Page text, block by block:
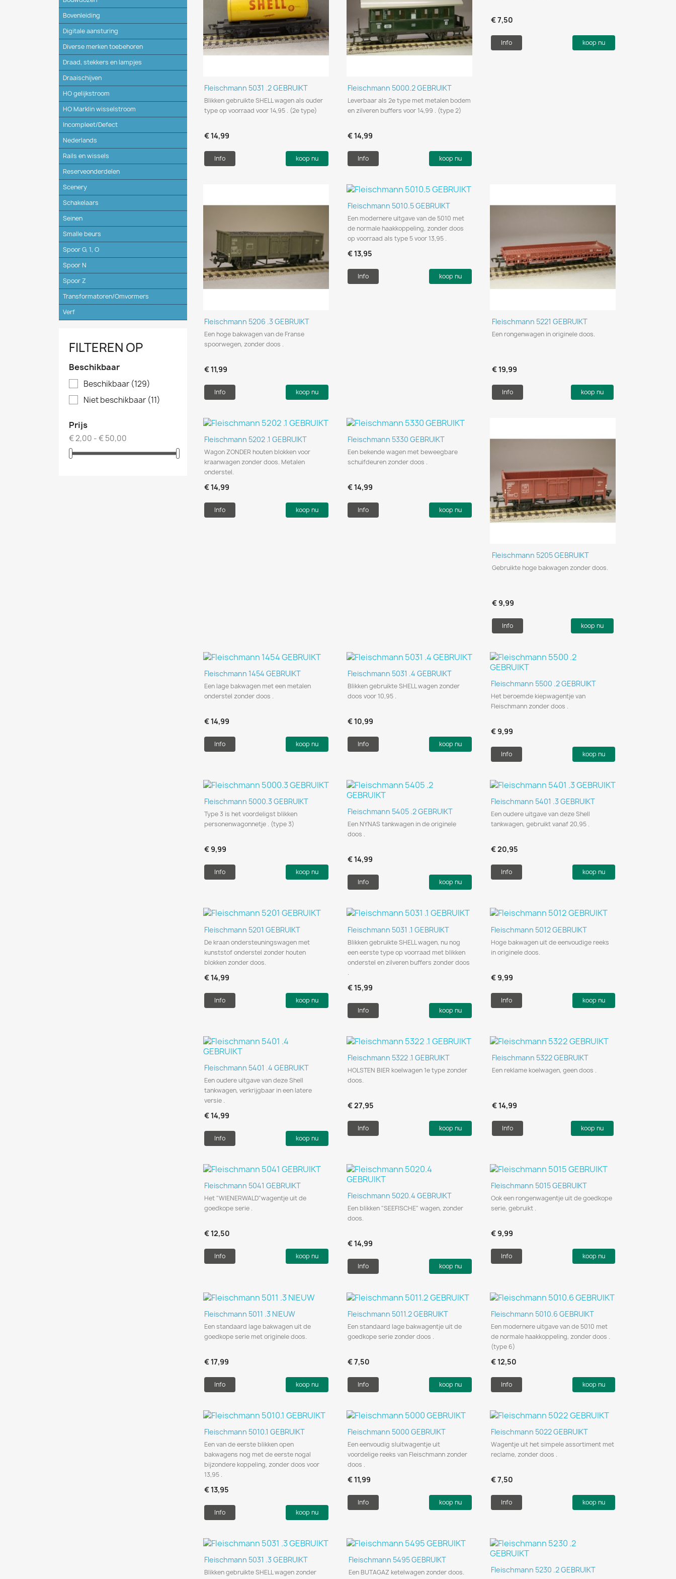
Bovenleiding
Digitale aansturing
Diverse merken toebehoren
Draad, stekkers en lampjes
Draaischijven
HO gelijkstroom
HO Marklin wisselstroom
Incompleet/Defect
Nederlands
Rails en wissels
Reserveonderdelen
Scenery
Schakelaars
Seinen
Smalle beurs
Spoor G, 1, O
Spoor N
Spoor Z
Transformatoren/Omvormers
Verf
FILTEREN OP
Beschikbaar
Beschikbaar (129)
Niet beschikbaar (11)
Prijs
€ 2,00 - € 50,00
Snel bekijken
Fleischmann 5031 .2 GEBRUIKT
Blikken gebruikte SHELL wagen als ouder
type op voorraad voor 14,95 . (2e type)
€ 14,99
Info koop nu
Snel bekijken
Fleischmann 5000.2 GEBRUIKT
Leverbaar als 2e type met metalen bodem
en zilveren buffers voor 14,99 . (type 2)
€ 14,99
Info koop nu
€ 7,50
Info koop nu
Snel bekijken
Fleischmann 5206 .3 GEBRUIKT
Een hoge bakwagen van de Franse
spoorwegen, zonder doos .
€ 11,99
Info koop nu
Snel bekijken
Fleischmann 5010.5 GEBRUIKT
Een modernere uitgave van de 5010 met
de normale haakkoppeling, zonder doos
op voorraad als type 5 voor 13,95 .
€ 13,95
Info koop nu
Snel bekijken
Fleischmann 5221 GEBRUIKT
Een rongenwagen in originele doos.
€ 19,99
Info koop nu
Snel bekijken
Fleischmann 5202 .1 GEBRUIKT
Wagon ZONDER houten blokken voor
kraanwagen zonder doos. Metalen
onderstel.
€ 14,99
Info koop nu
Snel bekijken
Fleischmann 5330 GEBRUIKT
Een bekende wagen met beweegbare
schuifdeuren zonder doos .
€ 14,99
Info koop nu
Snel bekijken
Fleischmann 5205 GEBRUIKT
Gebruikte hoge bakwagen zonder doos.
€ 9,99
Info koop nu
Snel bekijken
Fleischmann 1454 GEBRUIKT
Een lage bakwagen met een metalen
onderstel zonder doos .
€ 14,99
Info koop nu
Snel bekijken
Fleischmann 5031 .4 GEBRUIKT
Blikken gebruikte SHELL wagen zonder
doos voor 10,95 .
€ 10,99
Info koop nu
Snel bekijken
Fleischmann 5500 .2 GEBRUIKT
Het beroemde kiepwagentje van
Fleischmann zonder doos .
€ 9,99
Info koop nu
Snel bekijken
Fleischmann 5000.3 GEBRUIKT
Type 3 is het voordeligst blikken
personenwagonnetje . (type 3)
€ 9,99
Info koop nu
Snel bekijken
Fleischmann 5405 .2 GEBRUIKT
Een NYNAS tankwagen in de originele
doos .
€ 14,99
Info koop nu
Snel bekijken
Fleischmann 5401 .3 GEBRUIKT
Een oudere uitgave van deze Shell
tankwagen, gebruikt vanaf 20,95 .
€ 20,95
Info koop nu
Snel bekijken
Fleischmann 5201 GEBRUIKT
De kraan ondersteuningswagen met
kunststof onderstel zonder houten
blokken zonder doos.
€ 14,99
Info koop nu
Snel bekijken
Fleischmann 5031 .1 GEBRUIKT
Blikken gebruikte SHELL wagen, nu nog
een eerste type op voorraad met blikken
onderstel en zilveren buffers zonder doos
.
€ 15,99
Info koop nu
Snel bekijken
Fleischmann 5012 GEBRUIKT
Hoge bakwagen uit de eenvoudige reeks
in originele doos.
€ 9,99
Info koop nu
Snel bekijken
Fleischmann 5401 .4 GEBRUIKT
Een oudere uitgave van deze Shell
tankwagen, verkrijgbaar in een latere
versie .
€ 14,99
Info koop nu
Snel bekijken
Fleischmann 5322 .1 GEBRUIKT
HOLSTEN BIER koelwagen 1e type zonder
doos.
€ 27,95
Info koop nu
Snel bekijken
Fleischmann 5322 GEBRUIKT
Een reklame koelwagen, geen doos .
€ 14,99
Info koop nu
Snel bekijken
Fleischmann 5041 GEBRUIKT
Het "WIENERWALD"wagentje uit de
goedkope serie .
€ 12,50
Info koop nu
Snel bekijken
Fleischmann 5020.4 GEBRUIKT
Een blikken "SEEFISCHE" wagen, zonder
doos.
€ 14,99
Info koop nu
Snel bekijken
Fleischmann 5015 GEBRUIKT
Ook een rongenwagentje uit de goedkope
serie, gebruikt .
€ 9,99
Info koop nu
Snel bekijken
Fleischmann 5011 .3 NIEUW
Een standaard lage bakwagen uit de
goedkope serie met originele doos.
€ 17,99
Info koop nu
Snel bekijken
Fleischmann 5011.2 GEBRUIKT
Een standaard lage bakwagentje uit de
goedkope serie zonder doos .
€ 7,50
Info koop nu
Snel bekijken
Fleischmann 5010.6 GEBRUIKT
Een modernere uitgave van de 5010 met
de normale haakkoppeling, zonder doos .
(type 6)
€ 12,50
Info koop nu
Snel bekijken
Fleischmann 5010.1 GEBRUIKT
Een van de eerste blikken open
bakwagens nog met de eerste nogal
bijzondere koppeling, zonder doos voor
13,95 .
€ 13,95
Info koop nu
Snel bekijken
Fleischmann 5000 GEBRUIKT
Een eenvoudig sluitwagentje uit
voordelige reeks van Fleischmann zonder
doos .
€ 11,99
Info koop nu
Snel bekijken
Fleischmann 5022 GEBRUIKT
Wagentje uit het simpele assortiment met
reclame, zonder doos .
€ 7,50
Info koop nu
Snel bekijken
Fleischmann 5031 .3 GEBRUIKT
Blikken gebruikte SHELL wagen zonder
Snel bekijken
Fleischmann 5495 GEBRUIKT
Een BUTAGAZ ketelwagen zonder doos. Snel bekijken
Fleischmann 5230 .2 GEBRUIKT